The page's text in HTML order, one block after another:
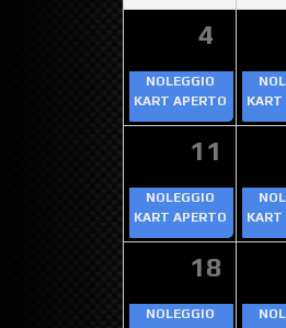
4
NOLEGGIO
KART APERTO
KART
11
NOLEGGIO
KART APERTO
KART
18
NOLEGGIO